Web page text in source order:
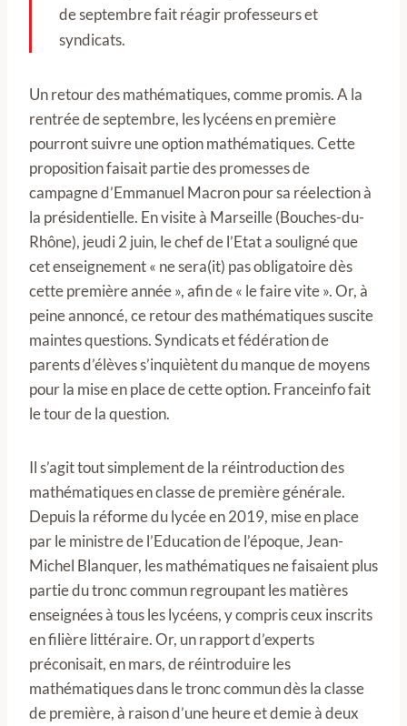
de septembre fait réagir professeurs et
syndicats.
Un retour des mathématiques, comme promis. A la
rentrée de septembre, les lycéens en première
pourront suivre une option mathématiques. Cette
proposition faisait partie des promesses de
campagne d’Emmanuel Macron pour sa réelection à
la présidentielle. En visite à Marseille (Bouches-du-
Rhône), jeudi 2 juin, le chef de l’Etat a souligné que
cet enseignement « ne sera(it) pas obligatoire dès
cette première année », afin de « le faire vite ». Or, à
peine annoncé, ce retour des mathématiques suscite
maintes questions. Syndicats et fédération de
parents d’élèves s’inquiètent du manque de moyens
pour la mise en place de cette option. Franceinfo fait
le tour de la question.
Il s’agit tout simplement de la réintroduction des
mathématiques en classe de première générale.
Depuis la réforme du lycée en 2019, mise en place
par le ministre de l’Education de l’époque, Jean-
Michel Blanquer, les mathématiques ne faisaient plus
partie du tronc commun regroupant les matières
enseignées à tous les lycéens, y compris ceux inscrits
en filière littéraire. Or, un rapport d’experts
préconisait, en mars, de réintroduire les
mathématiques dans le tronc commun dès la classe
de première, à raison d’une heure et demie à deux